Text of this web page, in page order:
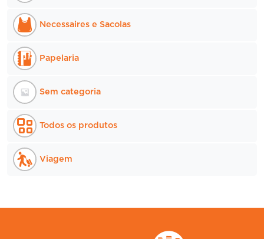
Necessaires e Sacolas
Papelaria
Sem categoria
Todos os produtos
Viagem